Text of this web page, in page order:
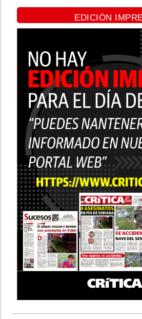
EDICIÓN